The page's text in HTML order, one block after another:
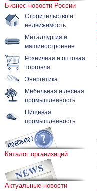
Бизнес-новости России
Строительство и
недвижимость
Металлургия и
машиностроение
Розничная и оптовая
торговля
Энергетика
Мебельная и лесная
промышленность
Пищевая
промышленность
Каталог организаций
Актуальные новости